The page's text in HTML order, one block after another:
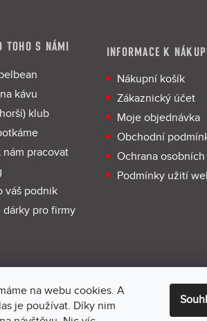
na webu cookies. A
je používat. Díky nim
TOHO S NÁMI
kávu
klub
nám pracovat
váš podnik
dárky pro firmy
INFORMACE K
Nákupní košík
Zákaznický účet
Moje objednávka
Obchodní
Ochrana
Podmínky užití